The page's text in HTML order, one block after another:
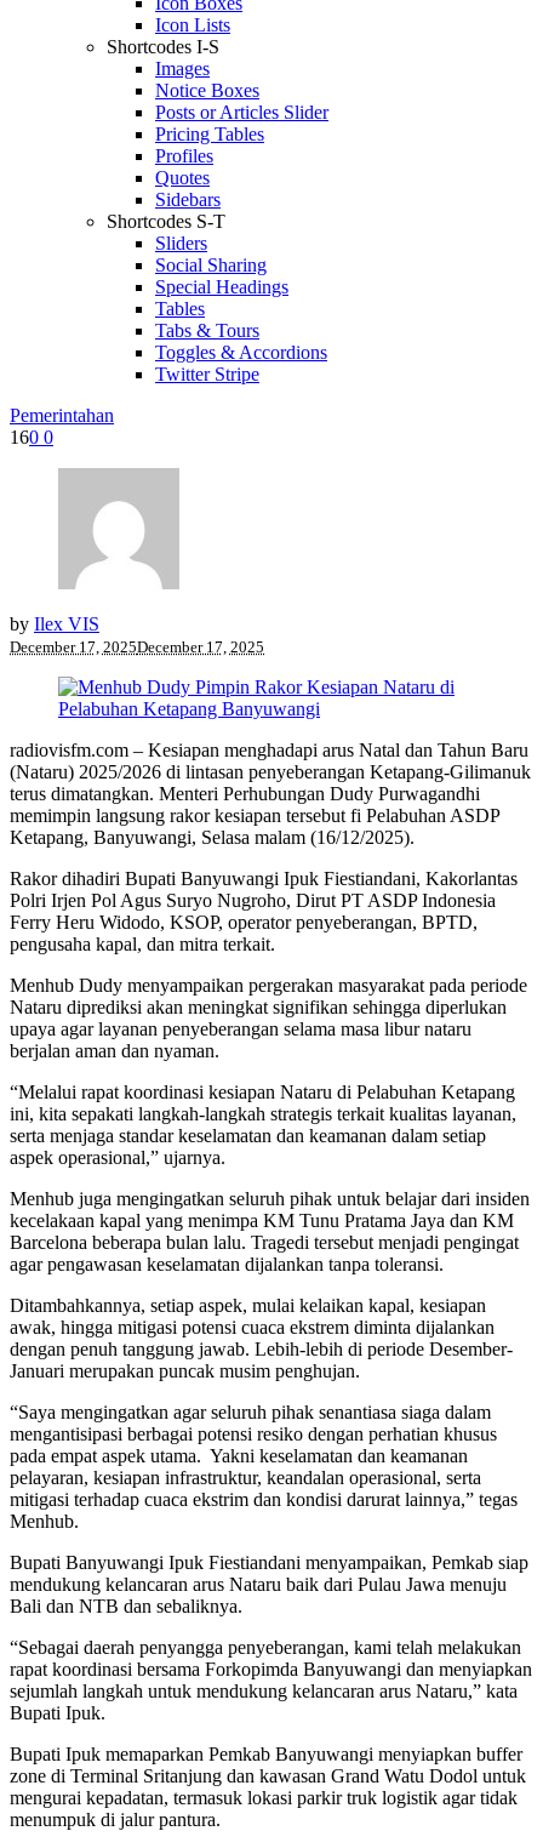
Icon Lists
Shortcodes I-S
Images
Notice Boxes
Posts or Articles Slider
Pricing Tables
Profiles
Quotes
Sidebars
Shortcodes S-T
Sliders
Social Sharing
Special Headings
Tables
Tabs & Tours
Toggles & Accordions
Twitter Stripe
Pemerintahan
160 0
by Ilex VIS
December 17, 2025December 17, 2025
radiovisfm.com – Kesiapan menghadapi arus Natal dan Tahun Baru
(Nataru) 2025/2026 di lintasan penyeberangan Ketapang-Gilimanuk
terus dimatangkan. Menteri Perhubungan Dudy Purwagandhi
memimpin langsung rakor kesiapan tersebut fi Pelabuhan ASDP
Ketapang, Banyuwangi, Selasa malam (16/12/2025).
Rakor dihadiri Bupati Banyuwangi Ipuk Fiestiandani, Kakorlantas
Polri Irjen Pol Agus Suryo Nugroho, Dirut PT ASDP Indonesia
Ferry Heru Widodo, KSOP, operator penyeberangan, BPTD,
pengusaha kapal, dan mitra terkait.
Menhub Dudy menyampaikan pergerakan masyarakat pada periode
Nataru diprediksi akan meningkat signifikan sehingga diperlukan
upaya agar layanan penyeberangan selama masa libur nataru
berjalan aman dan nyaman.
“Melalui rapat koordinasi kesiapan Nataru di Pelabuhan Ketapang
ini, kita sepakati langkah-langkah strategis terkait kualitas layanan,
serta menjaga standar keselamatan dan keamanan dalam setiap
aspek operasional,” ujarnya.
Menhub juga mengingatkan seluruh pihak untuk belajar dari insiden
kecelakaan kapal yang menimpa KM Tunu Pratama Jaya dan KM
Barcelona beberapa bulan lalu. Tragedi tersebut menjadi pengingat
agar pengawasan keselamatan dijalankan tanpa toleransi.
Ditambahkannya, setiap aspek, mulai kelaikan kapal, kesiapan
awak, hingga mitigasi potensi cuaca ekstrem diminta dijalankan
dengan penuh tanggung jawab. Lebih-lebih di periode Desember-
Januari merupakan puncak musim penghujan.
“Saya mengingatkan agar seluruh pihak senantiasa siaga dalam
mengantisipasi berbagai potensi resiko dengan perhatian khusus
pada empat aspek utama. Yakni keselamatan dan keamanan
pelayaran, kesiapan infrastruktur, keandalan operasional, serta
mitigasi terhadap cuaca ekstrim dan kondisi darurat lainnya,” tegas
Menhub.
Bupati Banyuwangi Ipuk Fiestiandani menyampaikan, Pemkab siap
mendukung kelancaran arus Nataru baik dari Pulau Jawa menuju
Bali dan NTB dan sebaliknya.
“Sebagai daerah penyangga penyeberangan, kami telah melakukan
rapat koordinasi bersama Forkopimda Banyuwangi dan menyiapkan
sejumlah langkah untuk mendukung kelancaran arus Nataru,” kata
Bupati Ipuk.
Bupati Ipuk memaparkan Pemkab Banyuwangi menyiapkan buffer
zone di Terminal Sritanjung dan kawasan Grand Watu Dodol untuk
mengurai kepadatan, termasuk lokasi parkir truk logistik agar tidak
menumpuk di jalur pantura.